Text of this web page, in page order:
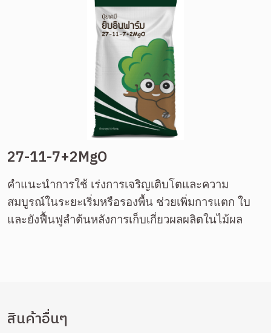
27-11-7+2MgO
คำแนะนำการใช้ เร่งการเจริญเติบโตและความ
สมบูรณ์ในระยะเริ่มหรือรองพื้น ช่วยเพิ่มการแตก ใบ
และยังฟื้นฟูลำต้นหลังการเก็บเกี่ยวผลผลิตในไม้ผล
สินค้าอื่นๆ